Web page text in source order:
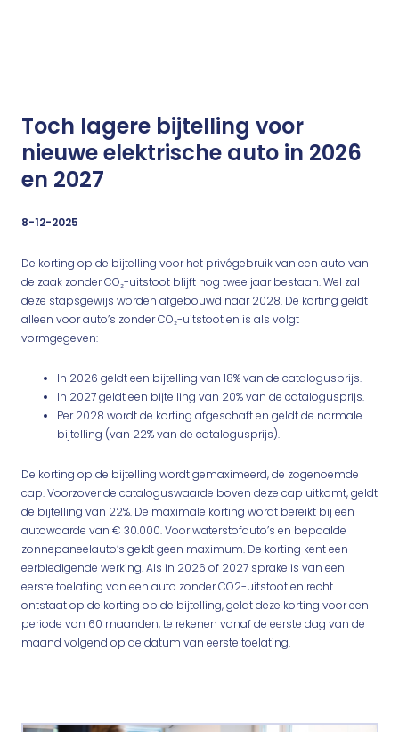
Toch lagere bijtelling voor
nieuwe elektrische auto in 2026
en 2027
8-12-2025
De korting op de bijtelling voor het privégebruik van een auto van
de zaak zonder CO₂-uitstoot blijft nog twee jaar bestaan. Wel zal
deze stapsgewijs worden afgebouwd naar 2028. De korting geldt
alleen voor auto’s zonder CO₂-uitstoot en is als volgt
vormgegeven:
In 2026 geldt een bijtelling van 18% van de catalogusprijs.
In 2027 geldt een bijtelling van 20% van de catalogusprijs.
Per 2028 wordt de korting afgeschaft en geldt de normale
bijtelling (van 22% van de catalogusprijs).
De korting op de bijtelling wordt gemaximeerd, de zogenoemde
cap. Voorzover de cataloguswaarde boven deze cap uitkomt, geldt
de bijtelling van 22%. De maximale korting wordt bereikt bij een
autowaarde van € 30.000. Voor waterstofauto’s en bepaalde
zonnepaneelauto’s geldt geen maximum. De korting kent een
eerbiedigende werking. Als in 2026 of 2027 sprake is van een
eerste toelating van een auto zonder CO2-uitstoot en recht
ontstaat op de korting op de bijtelling, geldt deze korting voor een
periode van 60 maanden, te rekenen vanaf de eerste dag van de
maand volgend op de datum van eerste toelating.